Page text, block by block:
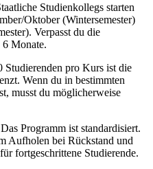
Studienkollegs starten
Oktober (Wintersemester)
Verpasst du die
6 Monate.
pro Kurs ist die
Wenn du in bestimmten
musst du möglicherweise
Das Programm ist standardisiert.
Aufholen bei Rückstand und
fortgeschrittene Studierende.